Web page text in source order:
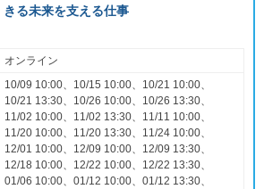
きる未来を支える仕事
オンライン
10/09 10:00、10/15 10:00、10/21 10:00、
10/21 13:30、10/26 10:00、10/26 13:30、
11/02 10:00、11/02 13:30、11/11 10:00、
11/20 10:00、11/20 13:30、11/24 10:00、
12/01 10:00、12/09 10:00、12/09 13:30、
12/18 10:00、12/22 10:00、12/22 13:30、
01/06 10:00、01/12 10:00、01/12 13:30、